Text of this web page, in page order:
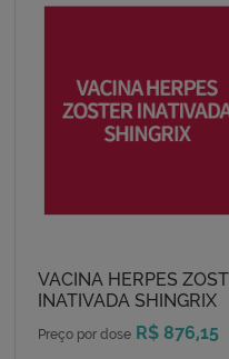
VACINA HERPES
INATIVADA SHINGRIX
Preço por dose R$ 876,15